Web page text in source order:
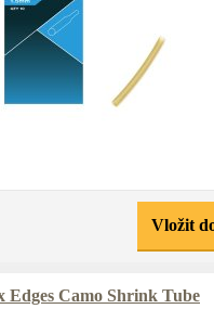
Vložit
Edges Camo Shrink Tube